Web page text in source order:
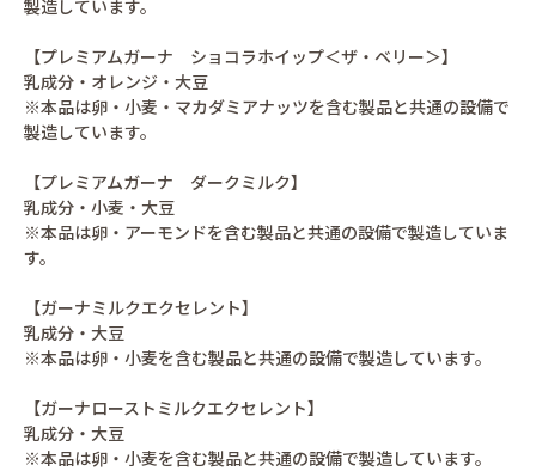
製造しています。
【プレミアムガーナ ショコラホイップ＜ザ・ベリー＞】
乳成分・オレンジ・大豆
※本品は卵・小麦・マカダミアナッツを含む製品と共通の設備で
製造しています。
【プレミアムガーナ ダークミルク】
乳成分・小麦・大豆
※本品は卵・アーモンドを含む製品と共通の設備で製造していま
す。
【ガーナミルクエクセレント】
乳成分・大豆
※本品は卵・小麦を含む製品と共通の設備で製造しています。
【ガーナローストミルクエクセレント】
乳成分・大豆
※本品は卵・小麦を含む製品と共通の設備で製造しています。